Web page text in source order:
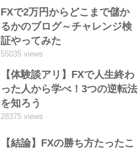
FXで2万円からどこまで儲か
るかのブログ～チャレンジ検
証やってみた
55035 views
【体験談アリ】FXで人生終わ
った人から学べ！3つの逆転法
を知ろう
28375 views
【結論】FXの勝ち方たったこ